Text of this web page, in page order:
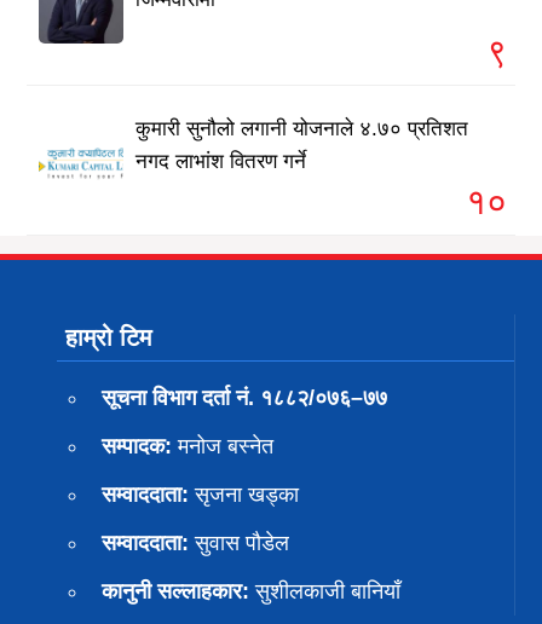
९
कुमारी सुनौलो लगानी योजनाले ४.७० प्रतिशत
नगद लाभांश वितरण गर्ने
१०
हाम्रो टिम
सूचना विभाग दर्ता नं. १८८२/०७६–७७
सम्पादक: मनोज बस्नेत
सम्वाददाता: सृजना खड्का
सम्वाददाता: सुवास पाैडेल
कानुनी सल्लाहकार: सुशीलकाजी बानियाँ